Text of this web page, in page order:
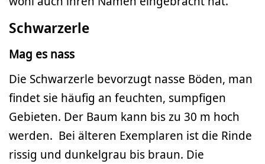
Schwarzerle
Mag es nass
Die Schwarzerle bevorzugt nasse Böden, man
findet sie häufig an feuchten, sumpfigen
Gebieten. Der Baum kann bis zu 30 m hoch
werden. Bei älteren Exemplaren ist die Rinde
rissig und dunkelgrau bis braun. Die